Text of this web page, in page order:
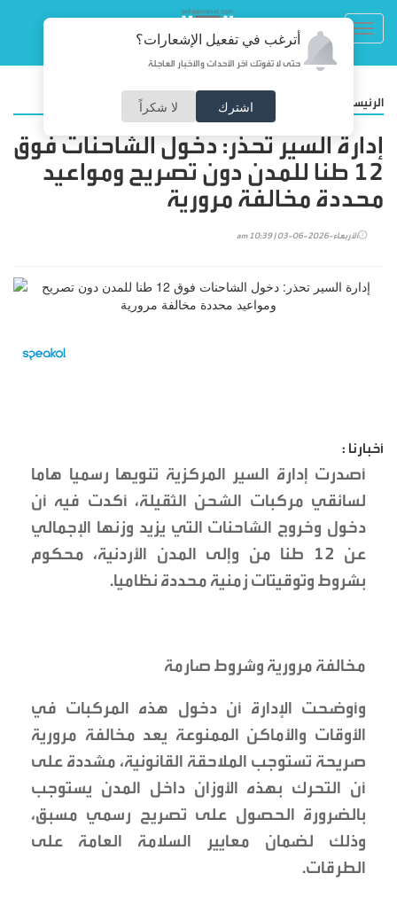
أترغب في تفعيل الإشعارات؟
حتى لا تفوتك آخر الأحداث والأخبار العاجلة
اشترك لا شكراً الرئيسية
إدارة السير تحذر: دخول الشاحنات فوق
12 طنا للمدن دون تصريح ومواعيد
محددة مخالفة مرورية
الأربعاء-2026-06-03 | 10:39 am
أخبارنا :
أصدرت إدارة السير المركزية تنويها رسميا هاما
لسائقي مركبات الشحن الثقيلة، أكدت فيه أن
دخول وخروج الشاحنات التي يزيد وزنها الإجمالي
عن 12 طنا من وإلى المدن الأردنية، محكوم
بشروط وتوقيتات زمنية محددة نظاميا.
مخالفة مرورية وشروط صارمة
وأوضحت الإدارة أن دخول هذه المركبات في
الأوقات والأماكن الممنوعة يعد مخالفة مرورية
صريحة تستوجب الملاحقة القانونية، مشددة على
أن التحرك بهذه الأوزان داخل المدن يستوجب
بالضرورة الحصول على تصريح رسمي مسبق،
وذلك لضمان معايير السلامة العامة على
الطرقات.